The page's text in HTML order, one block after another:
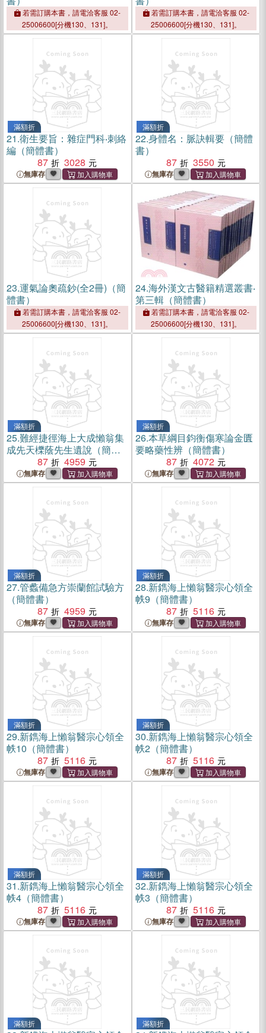
若需訂購本書，請電洽客服 02-
25006600[分機130、131]。
若需訂購本書，請電洽客服 02-
25006600[分機130、131]。
滿額折
21.衛生要旨：雜症門科‧刺絡
編（簡體書）
87
3028
無庫存
滿額折
22.身體名：脈訣輯要（簡體
書）
87
3550
無庫存
23.運氣論奧疏鈔(全2冊)（簡
體書）
若需訂購本書，請電洽客服 02-
25006600[分機130、131]。
24.海外漢文古醫籍精選叢書‧
第三輯（簡體書）
若需訂購本書，請電洽客服 02-
25006600[分機130、131]。
滿額折
25.難經捷徑海上大成懶翁集
成先天櫟蔭先生遺說（簡體
87 4959
無庫存
滿額折
26.本草綱目鈞衡傷寒論金匱
要略藥性辨（簡體書）
87
4072
無庫存
滿額折
27.管蠡備急方崇蘭館試驗方
（簡體書）
87
4959
無庫存
滿額折
28.新鐫海上懶翁醫宗心領全
帙9（簡體書）
87
5116
無庫存
滿額折
29.新鐫海上懶翁醫宗心領全
帙10（簡體書）
87
5116
無庫存
滿額折
30.新鐫海上懶翁醫宗心領全
帙2（簡體書）
87
5116
無庫存
滿額折
31.新鐫海上懶翁醫宗心領全
帙4（簡體書）
87
5116
無庫存
滿額折
32.新鐫海上懶翁醫宗心領全
帙3（簡體書）
87
5116
無庫存
滿額折 滿額折